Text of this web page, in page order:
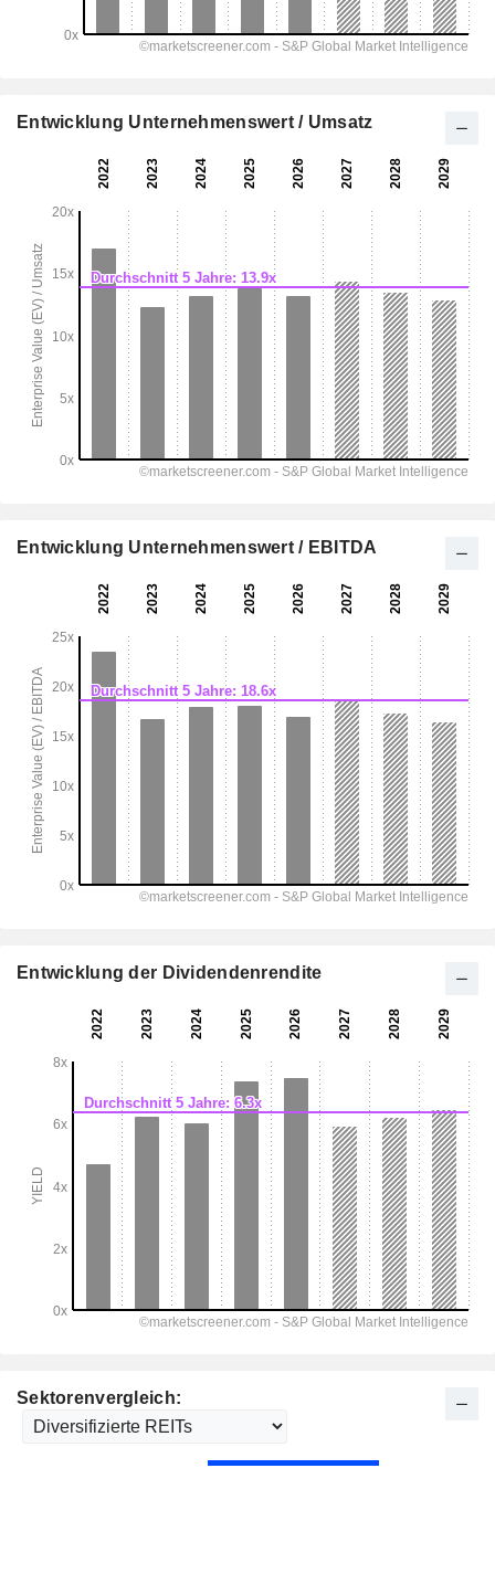
Sektorenvergleich:
Entwicklung Unternehmenswert / Umsatz
Entwicklung Unternehmenswert / EBITDA
Entwicklung der Dividendenrendite